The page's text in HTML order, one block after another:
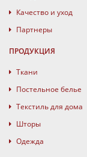
Качество и уход
Партнеры
ПРОДУКЦИЯ
Ткани
Постельное белье
Текстиль для дома
Шторы
Одежда